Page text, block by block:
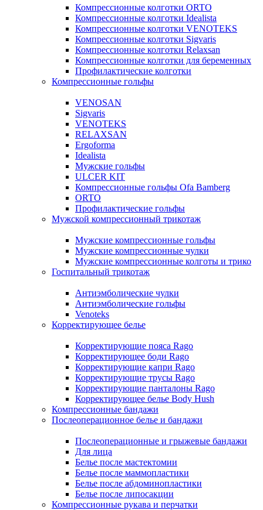
Компрессионные колготки ORTO
Компрессионные колготки Idealista
Компрессионные колготки VENOTEKS
Компрессионные колготки Sigvaris
Компрессионные колготки Relaxsan
Компрессионные колготки для беременных
Профилактические колготки
Компрессионные гольфы
VENOSAN
Sigvaris
VENOTEKS
RELAXSAN
Ergoforma
Idealista
Мужские гольфы
ULCER KIT
Компрессионные гольфы Ofa Bamberg
ORTO
Профилактические гольфы
Мужской компрессионный трикотаж
Мужские компрессионные гольфы
Мужские компрессионные чулки
Мужские компрессионные колготы и трико
Госпитальный трикотаж
Антиэмболические чулки
Антиэмболические гольфы
Venoteks
Корректирующее белье
Корректирующие пояса Rago
Корректирующее боди Rago
Корректирующие капри Rago
Корректирующие трусы Rago
Корректирующие панталоны Rago
Корректирующее белье Body Hush
Компрессионные бандажи
Послеоперационное белье и бандажи
Послеоперационные и грыжевые бандажи
Для лица
Белье после мастектомии
Белье после маммопластики
Белье после абдоминопластики
Белье после липосакции
Компрессионные рукава и перчатки